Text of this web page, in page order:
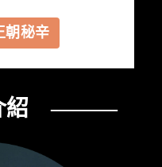
朝秘辛
紹 ———